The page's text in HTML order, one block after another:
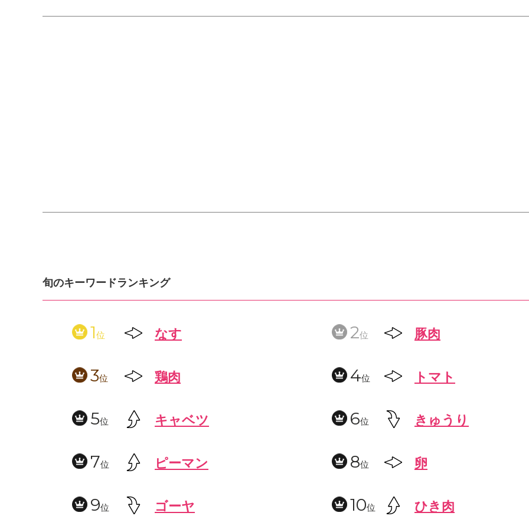
旬のキーワードランキング
1位 なす 2位 豚肉
3位 鶏肉 4位 トマト
5位 キャベツ 6位 きゅうり
7位 ピーマン 8位 卵
9位 ゴーヤ 10位 ひき肉